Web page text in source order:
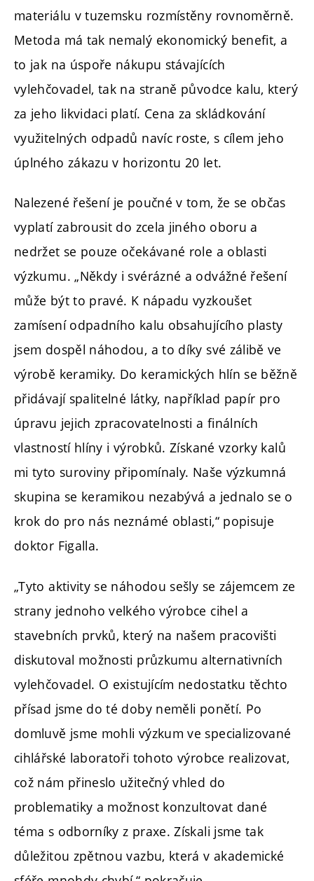
materiálu v tuzemsku rozmístěny rovnoměrně.
Metoda má tak nemalý ekonomický benefit, a
to jak na úspoře nákupu stávajících
vylehčovadel, tak na straně původce kalu, který
za jeho likvidaci platí. Cena za skládkování
využitelných odpadů navíc roste, s cílem jeho
úplného zákazu v horizontu 20 let.
Nalezené řešení je poučné v tom, že se občas
vyplatí zabrousit do zcela jiného oboru a
nedržet se pouze očekávané role a oblasti
výzkumu. „Někdy i svérázné a odvážné řešení
může být to pravé. K nápadu vyzkoušet
zamísení odpadního kalu obsahujícího plasty
jsem dospěl náhodou, a to díky své zálibě ve
výrobě keramiky. Do keramických hlín se běžně
přidávají spalitelné látky, například papír pro
úpravu jejich zpracovatelnosti a finálních
vlastností hlíny i výrobků. Získané vzorky kalů
mi tyto suroviny připomínaly. Naše výzkumná
skupina se keramikou nezabývá a jednalo se o
krok do pro nás neznámé oblasti,“ popisuje
doktor Figalla.
„Tyto aktivity se náhodou sešly se zájemcem ze
strany jednoho velkého výrobce cihel a
stavebních prvků, který na našem pracovišti
diskutoval možnosti průzkumu alternativních
vylehčovadel. O existujícím nedostatku těchto
přísad jsme do té doby neměli ponětí. Po
domluvě jsme mohli výzkum ve specializované
cihlářské laboratoři tohoto výrobce realizovat,
což nám přineslo užitečný vhled do
problematiky a možnost konzultovat dané
téma s odborníky z praxe. Získali jsme tak
důležitou zpětnou vazbu, která v akademické